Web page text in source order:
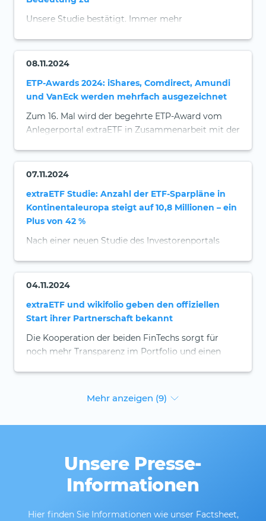
Unsere Studie bestätigt. Immer mehr
08.11.2024
ETP-Awards 2024: iShares, Comdirect, Amundi
und VanEck werden mehrfach ausgezeichnet
Zum 16. Mal wird der begehrte ETP-Award vom
Anlegerportal extraETF in Zusammenarbeit mit der
07.11.2024
extraETF Studie: Anzahl der ETF-Sparpläne in
Kontinentaleuropa steigt auf 10,8 Millionen – ein
Plus von 42 %
Nach einer neuen Studie des Investorenportals
Kontinentaleuropa bis Ende September 2024 um
Vorjahreszeitraum gestiegen.
04.11.2024
extraETF und wikifolio geben den offiziellen
Start ihrer Partnerschaft bekannt
Die Kooperation der beiden FinTechs sorgt für
noch mehr Transparenz im Portfolio und einen
Mehr anzeigen (9)
Unsere Presse-
Informationen
Hier finden Sie Informationen wie unser Factsheet,